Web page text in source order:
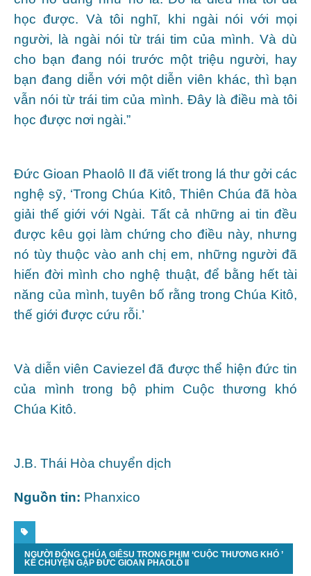
học được. Và tôi nghĩ, khi ngài nói với mọi
người, là ngài nói từ trái tim của mình. Và dù
cho bạn đang nói trước một triệu người, hay
bạn đang diễn với một diễn viên khác, thì bạn
vẫn nói từ trái tim của mình. Đây là điều mà tôi
học được nơi ngài.”
Đức Gioan Phaolô II đã viết trong lá thư gởi các
nghệ sỹ, ‘Trong Chúa Kitô, Thiên Chúa đã hòa
giải thế giới với Ngài. Tất cả những ai tin đều
được kêu gọi làm chứng cho điều này, nhưng
nó tùy thuộc vào anh chị em, những người đã
hiến đời mình cho nghệ thuật, để bằng hết tài
năng của mình, tuyên bố rằng trong Chúa Kitô,
thế giới được cứu rỗi.’
Và diễn viên Caviezel đã được thể hiện đức tin
của mình trong bộ phim Cuộc thương khó
Chúa Kitô.
J.B. Thái Hòa chuyển dịch
Nguồn tin: Phanxico
NGƯỜI ĐÓNG CHÚA GIÊSU TRONG PHIM ‘CUỘC THƯƠNG KHÓ ’
KỂ CHUYỆN GẶP ĐỨC GIOAN PHAOLÔ II